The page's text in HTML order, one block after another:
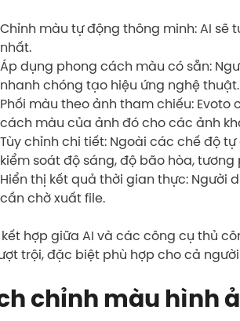
Chỉnh màu tự động thông minh: AI
nhất.
Áp dụng phong cách màu có sẵn:
nhanh chóng tạo hiệu ứng nghệ thuật.
Phối màu theo ảnh tham chiếu:
cách màu của ảnh đó cho các ảnh
Tùy chỉnh chi tiết: Ngoài các chế độ
kiểm soát độ sáng, độ bão hòa,
Hiển thị kết quả thời gian thực:
cần chờ xuất file.
kết hợp giữa AI và các công cụ thủ
trội, đặc biệt phù hợp cho cả
chỉnh màu hình